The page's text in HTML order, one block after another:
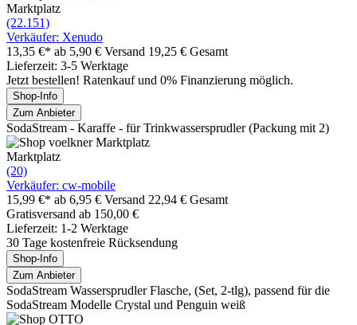
Marktplatz
(22.151)
Verkäufer: Xenudo
13,35 €* ab 5,90 € Versand 19,25 € Gesamt
Lieferzeit: 3-5 Werktage
Jetzt bestellen! Ratenkauf und 0% Finanzierung möglich.
Shop-Info
Zum Anbieter
SodaStream - Karaffe - für Trinkwassersprudler (Packung mit 2)
Marktplatz
(20)
Verkäufer: cw-mobile
15,99 €* ab 6,95 € Versand 22,94 € Gesamt
Gratisversand ab 150,00 €
Lieferzeit: 1-2 Werktage
30 Tage kostenfreie Rücksendung
Shop-Info
Zum Anbieter
SodaStream Wassersprudler Flasche, (Set, 2-tlg), passend für die
SodaStream Modelle Crystal und Penguin weiß